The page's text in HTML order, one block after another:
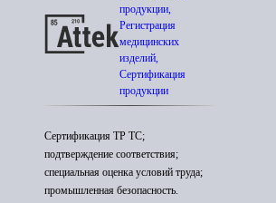
продукции,
Регистрация
медицинских
изделий,
Сертификация
продукции
Сертификация ТР ТС;
подтверждение соответствия;
специальная оценка условий труда;
промышленная безопасность.